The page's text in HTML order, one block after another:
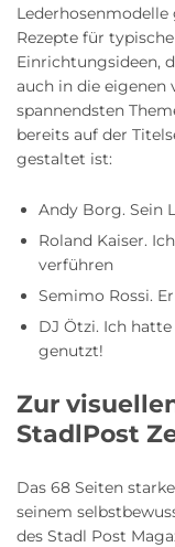
Rezepte für
Einrichtungsideen,
auch in die eigenen
spannendsten
bereits auf der
gestaltet ist:
Andy Borg. Sein
Roland Kaiser.
verführen
Semimo Rossi.
DJ Ötzi. Ich
genutzt!
Zur
StadlPost
Das 68 Seiten
seinem
des Stadl Post